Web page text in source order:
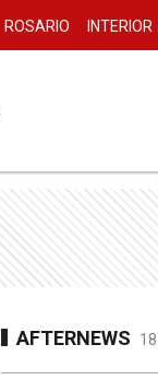
ROSARIO INTERIOR
AFTERNEWS